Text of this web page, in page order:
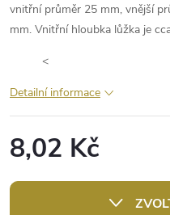
vnitřní průměr 25 mm, vnější
mm. Vnitřní hloubka lůžka je
<
Detailní informace
8,02 Kč
cena: